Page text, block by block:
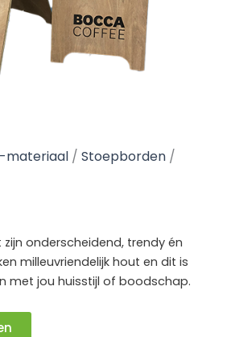
materiaal / Stoepborden /
onderscheidend, trendy én
milleuvriendelijk hout en dit is
met jou huisstijl of boodschap.